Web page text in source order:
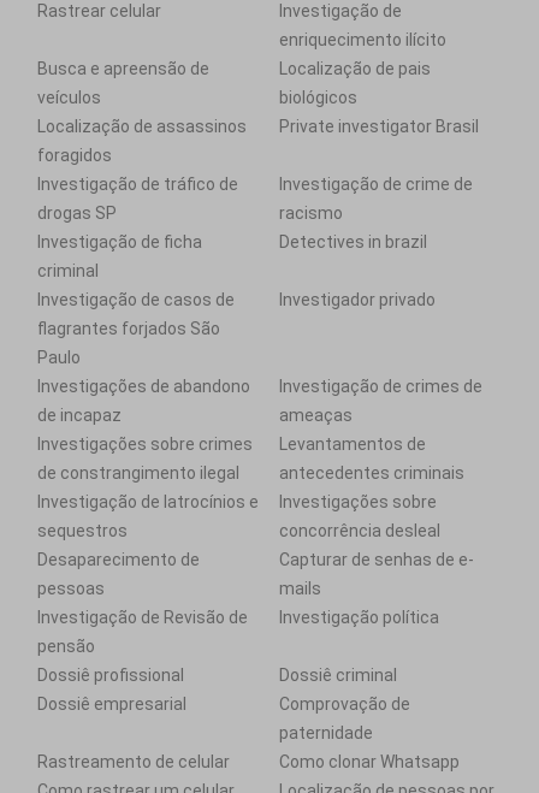
Rastrear celular
Investigação de
enriquecimento ilícito
Busca e apreensão de
veículos
Localização de pais
biológicos
Localização de assassinos
foragidos
Private investigator Brasil
Investigação de tráfico de
drogas SP
Investigação de crime de
racismo
Investigação de ficha
criminal
Detectives in brazil
Investigação de casos de
flagrantes forjados São
Paulo
Investigador privado
Investigações de abandono
de incapaz
Investigação de crimes de
ameaças
Investigações sobre crimes
de constrangimento ilegal
Levantamentos de
antecedentes criminais
Investigação de latrocínios e
sequestros
Investigações sobre
concorrência desleal
Desaparecimento de
pessoas
Capturar de senhas de e-
mails
Investigação de Revisão de
pensão
Investigação política
Dossiê profissional
Dossiê criminal
Dossiê empresarial
Comprovação de
paternidade
Rastreamento de celular
Como clonar Whatsapp